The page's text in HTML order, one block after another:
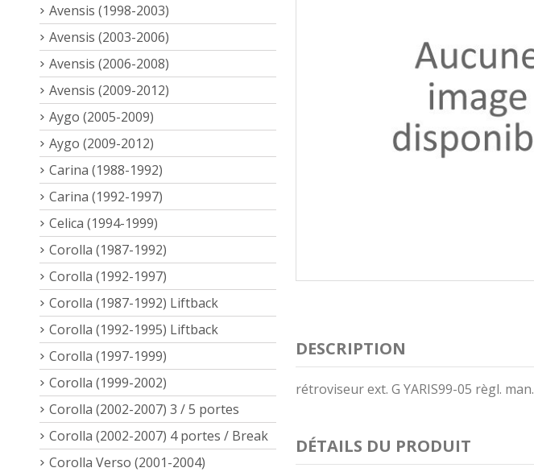
DESCRIPTION
rétroviseur ext. G YARIS99-05 règl. man.
DÉTAILS DU PRODUIT
Avensis (1998-2003)
Avensis (2003-2006)
Avensis (2006-2008)
Avensis (2009-2012)
Aygo (2005-2009)
Aygo (2009-2012)
Carina (1988-1992)
Carina (1992-1997)
Celica (1994-1999)
Corolla (1987-1992)
Corolla (1992-1997)
Corolla (1987-1992) Liftback
Corolla (1992-1995) Liftback
Corolla (1997-1999)
Corolla (1999-2002)
Corolla (2002-2007) 3 / 5 portes
Corolla (2002-2007) 4 portes / Break
Corolla Verso (2001-2004)